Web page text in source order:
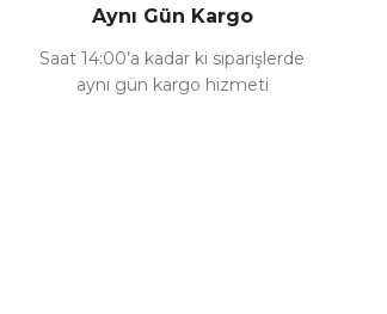
Aynı Gün Kargo
Saat 14:00’a kadar ki siparişlerde
aynı gün kargo hizmeti